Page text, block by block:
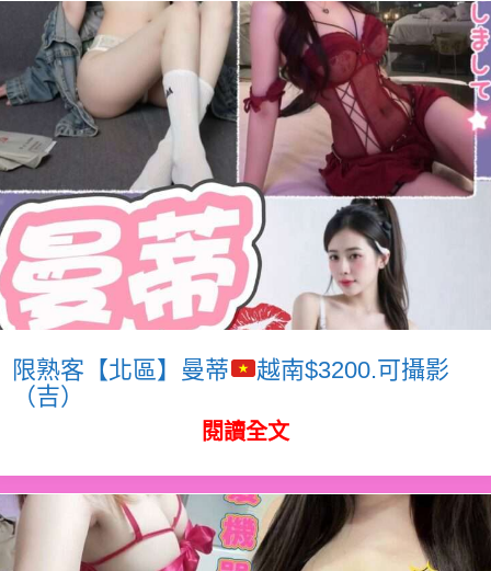
限熟客【北區】曼蒂
越南$3200.可攝影
（吉）
閱讀全文